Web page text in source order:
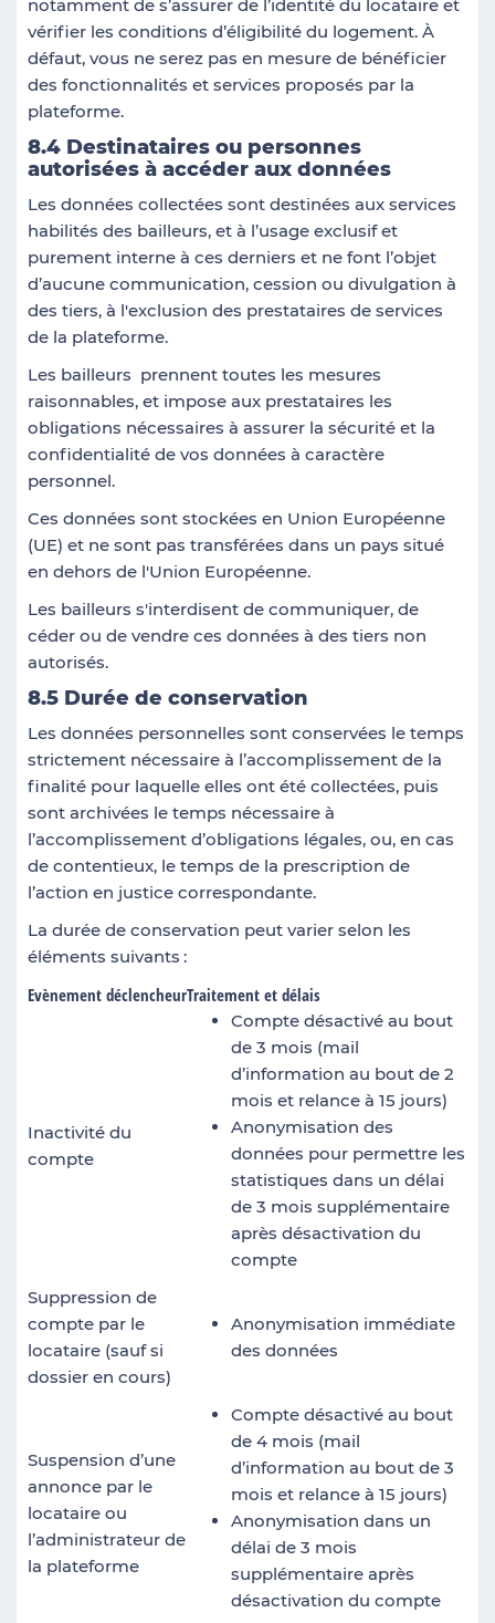
notamment de s’assurer de l’identité du locataire et
vérifier les conditions d’éligibilité du logement. À
défaut, vous ne serez pas en mesure de bénéficier
des fonctionnalités et services proposés par la
plateforme.
8.4 Destinataires ou personnes
autorisées à accéder aux données
Les données collectées sont destinées aux services
habilités des bailleurs, et à l’usage exclusif et
purement interne à ces derniers et ne font l’objet
d’aucune communication, cession ou divulgation à
des tiers, à l'exclusion des prestataires de services
de la plateforme.
Les bailleurs prennent toutes les mesures
raisonnables, et impose aux prestataires les
obligations nécessaires à assurer la sécurité et la
confidentialité de vos données à caractère
personnel.
Ces données sont stockées en Union Européenne
(UE) et ne sont pas transférées dans un pays situé
en dehors de l'Union Européenne.
Les bailleurs s'interdisent de communiquer, de
céder ou de vendre ces données à des tiers non
autorisés.
8.5 Durée de conservation
Les données personnelles sont conservées le temps
strictement nécessaire à l’accomplissement de la
finalité pour laquelle elles ont été collectées, puis
sont archivées le temps nécessaire à
l’accomplissement d’obligations légales, ou, en cas
de contentieux, le temps de la prescription de
l’action en justice correspondante.
La durée de conservation peut varier selon les
éléments suivants :
Evènement déclencheurTraitement et délais
Inactivité du
compte
Compte désactivé au bout
de 3 mois (mail
d’information au bout de 2
mois et relance à 15 jours)
Anonymisation des
données pour permettre les
statistiques dans un délai
de 3 mois supplémentaire
après désactivation du
compte
Suppression de
compte par le
locataire (sauf si
dossier en cours)
Anonymisation immédiate
des données
Suspension d’une
annonce par le
locataire ou
l’administrateur de
la plateforme
Compte désactivé au bout
de 4 mois (mail
d’information au bout de 3
mois et relance à 15 jours)
Anonymisation dans un
délai de 3 mois
supplémentaire après
désactivation du compte